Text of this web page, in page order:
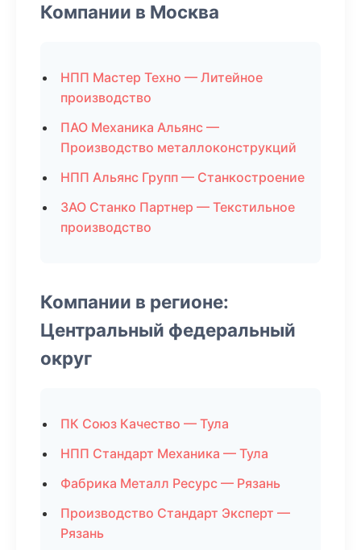
Компании в Москва
НПП Мастер Техно — Литейное
производство
ПАО Механика Альянс —
Производство металлоконструкций
НПП Альянс Групп — Станкостроение
ЗАО Станко Партнер — Текстильное
производство
Компании в регионе:
Центральный федеральный
округ
ПК Союз Качество — Тула
НПП Стандарт Механика — Тула
Фабрика Металл Ресурс — Рязань
Производство Стандарт Эксперт —
Рязань